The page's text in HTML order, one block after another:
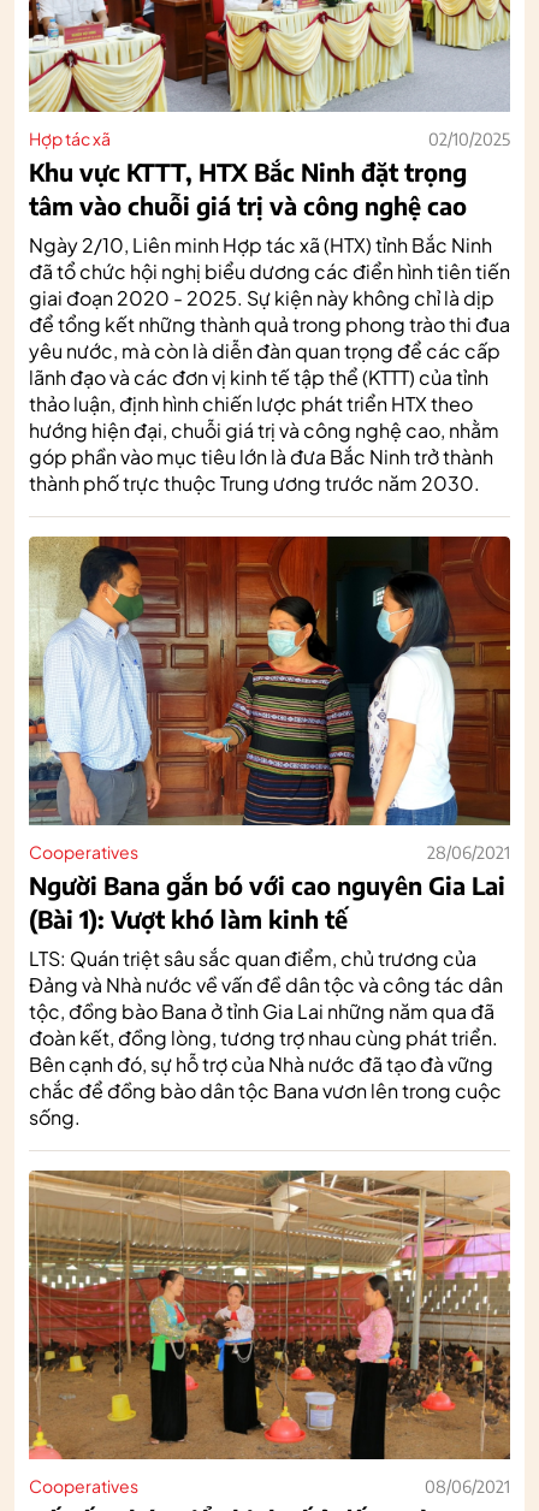
Hợp tác xã 02/10/2025
Khu vực KTTT, HTX Bắc Ninh đặt trọng
tâm vào chuỗi giá trị và công nghệ cao
Ngày 2/10, Liên minh Hợp tác xã (HTX) tỉnh Bắc Ninh
đã tổ chức hội nghị biểu dương các điển hình tiên tiến
giai đoạn 2020 - 2025. Sự kiện này không chỉ là dịp
để tổng kết những thành quả trong phong trào thi đua
yêu nước, mà còn là diễn đàn quan trọng để các cấp
lãnh đạo và các đơn vị kinh tế tập thể (KTTT) của tỉnh
thảo luận, định hình chiến lược phát triển HTX theo
hướng hiện đại, chuỗi giá trị và công nghệ cao, nhằm
góp phần vào mục tiêu lớn là đưa Bắc Ninh trở thành
thành phố trực thuộc Trung ương trước năm 2030.
Cooperatives 28/06/2021
Người Bana gắn bó với cao nguyên Gia Lai
(Bài 1): Vượt khó làm kinh tế
LTS: Quán triệt sâu sắc quan điểm, chủ trương của
Đảng và Nhà nước về vấn đề dân tộc và công tác dân
tộc, đồng bào Bana ở tỉnh Gia Lai những năm qua đã
đoàn kết, đồng lòng, tương trợ nhau cùng phát triển.
Bên cạnh đó, sự hỗ trợ của Nhà nước đã tạo đà vững
chắc để đồng bào dân tộc Bana vươn lên trong cuộc
sống.
Cooperatives 08/06/2021